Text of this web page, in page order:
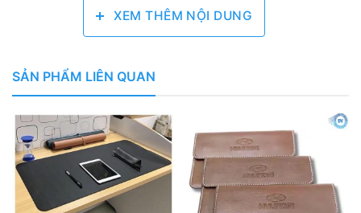
là người bạn đồng hành không thể thiếu. Để bảo vệ
thành một lựa chọn quà tặng tinh tế, đẳng cấp và
từng khía cạnh, từ chất liệu da thượng hạng, quy trình
khắc tên độc đáo, thiết kế thông minh đến những giá
trị tinh thần mà món quà này mang lại.
XEM THÊM NỘI DUNG
SẢN PHẨM LIÊN QUAN